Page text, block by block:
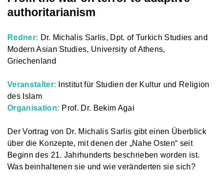
authoritarianism
Redner: Dr. Michalis Sarlis, Dpt. of Turkich Studies and
Modern Asian Studies, University of Athens,
Griechenland
Veranstalter: Institut für Studien der Kultur und Religion
des Islam
Organisation: Prof. Dr. Bekim Agai
Der Vortrag von Dr. Michalis Sarlis gibt einen Überblick
über die Konzepte, mit denen der „Nahe Osten“ seit
Beginn des 21. Jahrhunderts beschrieben worden ist.
Was beinhaltenen sie und wie veränderten sie sich?